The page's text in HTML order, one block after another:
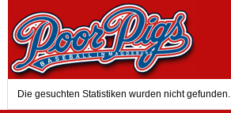
Die gesuchten Statistiken wurden nicht gefunden.